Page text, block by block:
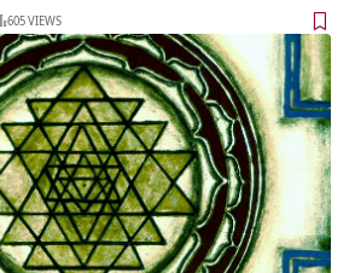
605 VIEWS